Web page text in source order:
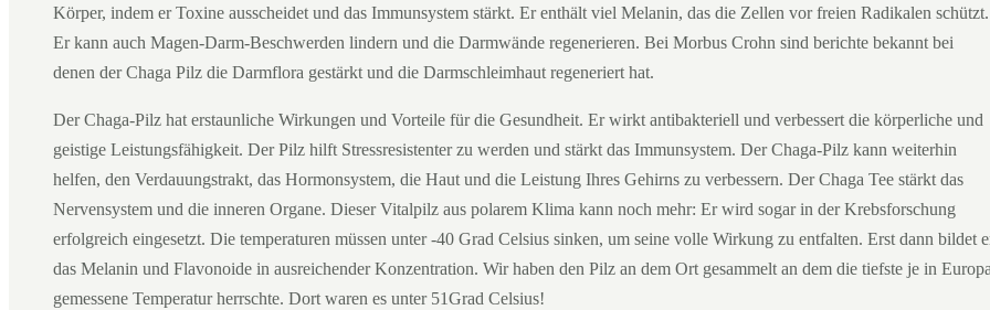
Körper, indem er Toxine ausscheidet und das Immunsystem stärkt. Er enthält viel Melanin, das die Zellen vor freien Radikalen schützt.
Er kann auch Magen-Darm-Beschwerden lindern und die Darmwände regenerieren. Bei Morbus Crohn sind berichte bekannt bei
denen der Chaga Pilz die Darmflora gestärkt und die Darmschleimhaut regeneriert hat.
Der Chaga-Pilz hat erstaunliche Wirkungen und Vorteile für die Gesundheit. Er wirkt antibakteriell und verbessert die körperliche und
geistige Leistungsfähigkeit. Der Pilz hilft Stressresistenter zu werden und stärkt das Immunsystem. Der Chaga-Pilz kann weiterhin
helfen, den Verdauungstrakt, das Hormonsystem, die Haut und die Leistung Ihres Gehirns zu verbessern. Der Chaga Tee stärkt das
Nervensystem und die inneren Organe. Dieser Vitalpilz aus polarem Klima kann noch mehr: Er wird sogar in der Krebsforschung
erfolgreich eingesetzt. Die temperaturen müssen unter -40 Grad Celsius sinken, um seine volle Wirkung zu entfalten. Erst dann bildet
das Melanin und Flavonoide in ausreichender Konzentration. Wir haben den Pilz an dem Ort gesammelt an dem die tiefste je in
gemessene Temperatur herrschte. Dort waren es unter 51Grad Celsius!